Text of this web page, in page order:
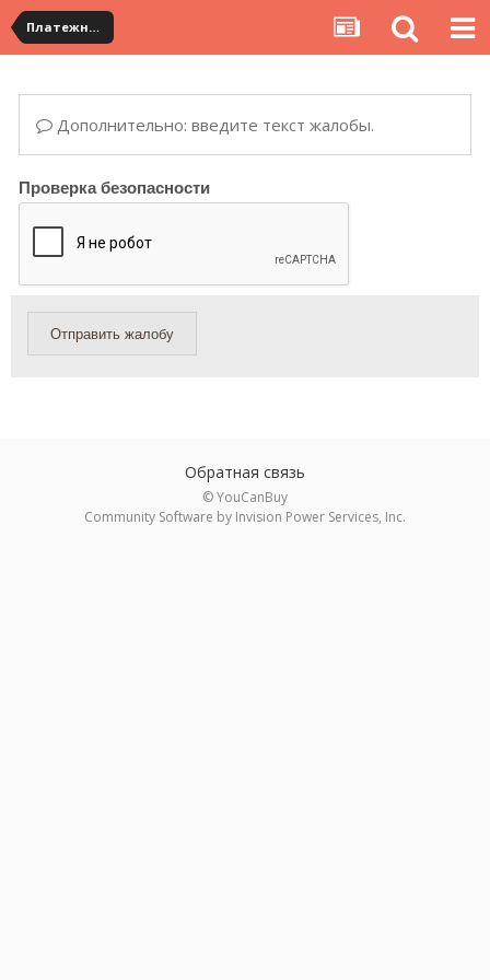
Платежная система ALIPAY и оплата банковскими картами
Дополнительно: введите текст жалобы.
Проверка безопасности
Отправить жалобу
Обратная связь
© YouCanBuy
Community Software by Invision Power Services, Inc.